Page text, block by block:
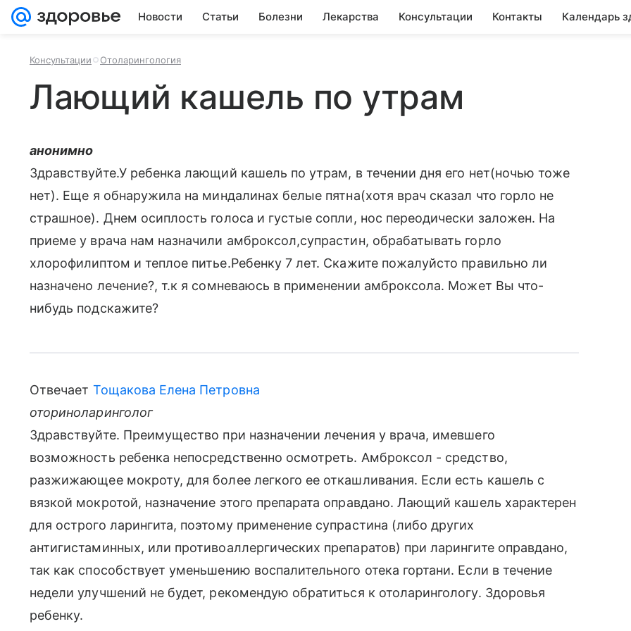
Новости Статьи Болезни Лекарства Консультации Контакты Календарь
Консультации Отоларингология
Лающий кашель по утрам
анонимно
Здравствуйте.У ребенка лающий кашель по утрам, в течении дня его нет(ночью тоже
нет). Еще я обнаружила на миндалинах белые пятна(хотя врач сказал что горло не
страшное). Днем осиплость голоса и густые сопли, нос переодически заложен. На
приеме у врача нам назначили амброксол,супрастин, обрабатывать горло
хлорофилиптом и теплое питье.Ребенку 7 лет. Скажите пожалуйсто правильно ли
назначено лечение?, т.к я сомневаюсь в применении амброксола. Может Вы что-
нибудь подскажите?
Отвечает Тощакова Елена Петровна
оториноларинголог
Здравствуйте. Преимущество при назначении лечения у врача, имевшего
возможность ребенка непосредственно осмотреть. Амброксол - средство,
разжижающее мокроту, для более легкого ее откашливания. Если есть кашель с
вязкой мокротой, назначение этого препарата оправдано. Лающий кашель характерен
для острого ларингита, поэтому применение супрастина (либо других
антигистаминных, или противоаллергических препаратов) при ларингите оправдано,
так как способствует уменьшению воспалительного отека гортани. Если в течение
недели улучшений не будет, рекомендую обратиться к отоларингологу. Здоровья
ребенку.